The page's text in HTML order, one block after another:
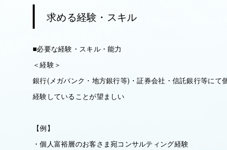
求める経験・スキル
■必要な経験・スキル・能力
＜経験＞
銀行(メガバンク・地方銀行等)・証券会社・信託銀行等に
経験していることが望ましい
【例】
・個人富裕層のお客さま宛コンサルティング経験